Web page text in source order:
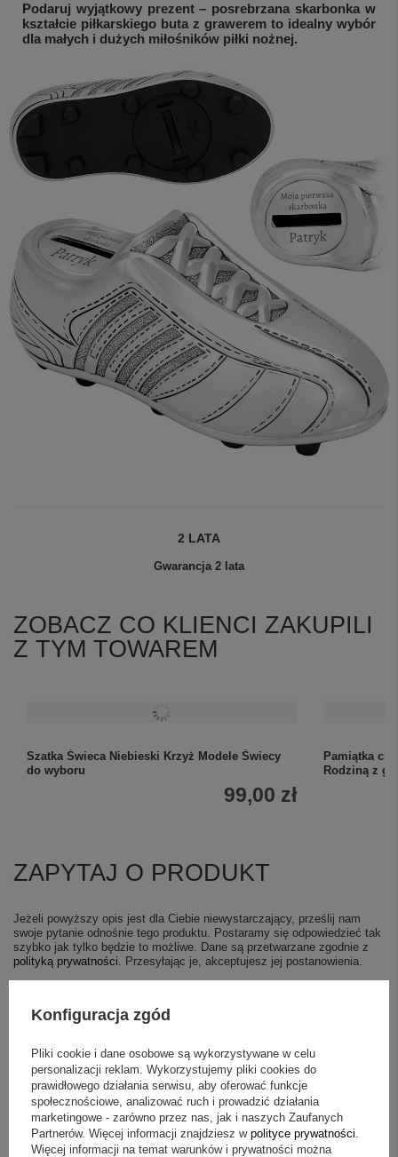
+2
Podaruj wyjątkowy prezent – posrebrzana skarbonka w
kształcie piłkarskiego buta z grawerem to idealny wybór
dla małych i dużych miłośników piłki nożnej.
2 LATA
Gwarancja 2 lata
ZOBACZ CO KLIENCI ZAKUPILI
Z TYM TOWAREM
Szatka Świeca Niebieski Krzyż Modele Świecy
do wyboru
99,00 zł
Pamiątka
Rodziną z
ZAPYTAJ O PRODUKT
Jeżeli powyższy opis jest dla Ciebie niewystarczający, prześlij nam
swoje pytanie odnośnie tego produktu. Postaramy się odpowiedzieć tak
szybko jak tylko będzie to możliwe. Dane są przetwarzane zgodnie z
polityką prywatności . Przesyłając je, akceptujesz jej postanowienia.
E-mail
Pytanie
Konfiguracja zgód
Pliki cookie i dane osobowe są wykorzystywane w celu
personalizacji reklam. Wykorzystujemy pliki cookies do
prawidłowego działania serwisu, aby oferować funkcje
społecznościowe, analizować ruch i prowadzić działania
marketingowe - zarówno przez nas, jak i naszych Zaufanych
Partnerów. Więcej informacji znajdziesz w polityce prywatności.
Więcej informacji na temat warunków i prywatności można